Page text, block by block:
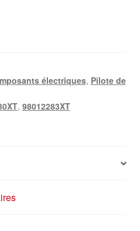
électriques, Pilote de
, 98012283XT